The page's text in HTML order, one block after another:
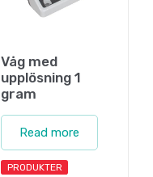
Våg med
upplösning 1
gram
Read more
PRODUKTER